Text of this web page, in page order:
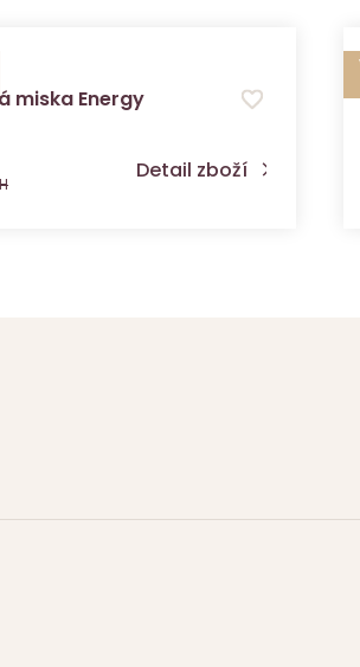
miska Energy
Detail zboží